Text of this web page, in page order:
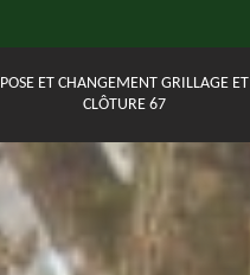
POSE ET CHANGEMENT GRILLAGE ET
CLÔTURE 67